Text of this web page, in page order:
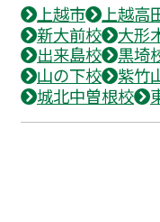
上越市 上越高
新大前校
大形
出来島校
黒埼
山の下校
紫竹
城北中曽根校